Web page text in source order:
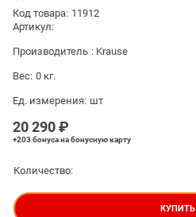
Код товара: 11912
Артикул:
Производитель : Krause
Вес: 0 кг.
Ед. измерения: шт
20 290 ₽
+203 бонусана бонусную карту
Количество:
КУПИТЬ